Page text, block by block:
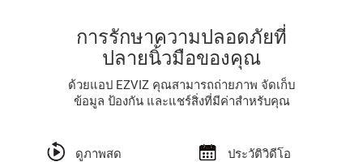
ด้วยแอป EZVIZ คุณสามารถถ่ายภาพ จัดเก็บ
ข้อมูล ป้องกัน และแชร์สิ่งที่มีค่าสำหรับคุณ
การรักษาความปลอดภัยที่
ปลายนิ้วมือของคุณ
ประวัติวิดีโอ
ดูภาพสด